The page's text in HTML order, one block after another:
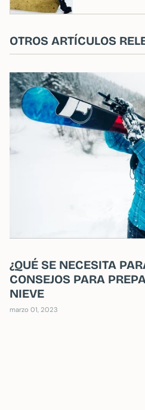
OTROS ARTÍCULOS
¿QUÉ SE NECESITA
CONSEJOS PARA
NIEVE
marzo 01, 2023